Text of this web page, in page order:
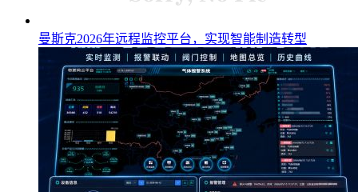
曼斯克2026年远程监控平台，实现智能制造转型